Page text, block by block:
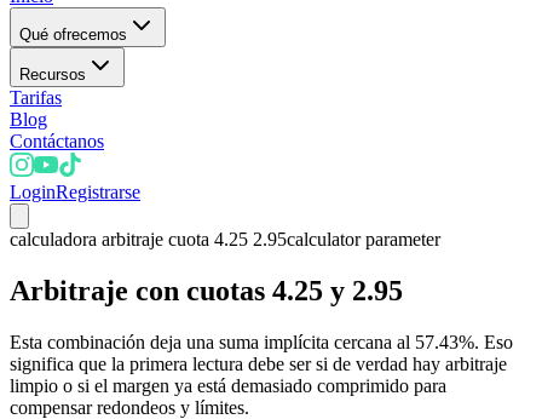
Qué ofrecemos
Recursos
Tarifas
Blog
Contáctanos
LoginRegistrarse
calculadora arbitraje cuota 4.25 2.95calculator parameter
Arbitraje con cuotas 4.25 y 2.95
Esta combinación deja una suma implícita cercana al 57.43%. Eso
significa que la primera lectura debe ser si de verdad hay arbitraje
limpio o si el margen ya está demasiado comprimido para
compensar redondeos y límites.